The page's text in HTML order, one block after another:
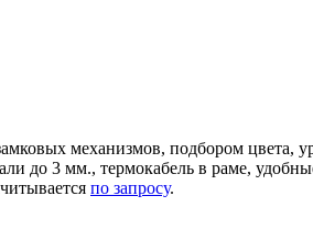
механизмов, подбором
до 3 мм., термокабель в раме,
по запросу.